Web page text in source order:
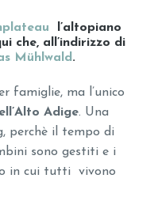
l’altopiano
che, all’indirizzo di
Mühlwald.
famiglie, ma l’unico
Adige. Una
perchè il tempo di
sono gestiti e i
in cui tutti vivono